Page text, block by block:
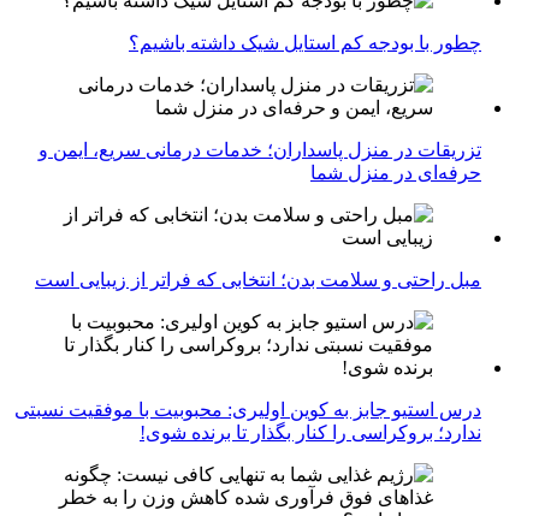
چطور با بودجه کم استایل شیک داشته باشیم؟
تزریقات در منزل پاسداران؛ خدمات درمانی سریع، ایمن و
حرفه‌ای در منزل شما
مبل راحتی و سلامت بدن؛ انتخابی که فراتر از زیبایی است
درس استیو جابز به کوین اولیری: محبوبیت با موفقیت نسبتی
ندارد؛ بروکراسی را کنار بگذار تا برنده شوی!